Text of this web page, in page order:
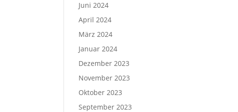
Juni 2024
April 2024
März 2024
Januar 2024
Dezember 2023
November 2023
Oktober 2023
September 2023